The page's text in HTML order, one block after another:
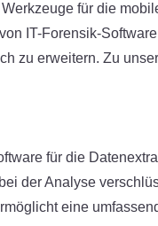
für die
IT-Forensik-
zu erweitern. Zu
für die
der Analyse
eine